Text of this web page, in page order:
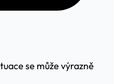
se může výrazně